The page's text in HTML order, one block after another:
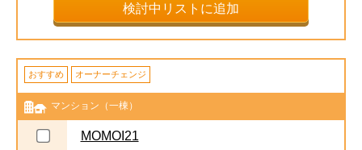
検討中リストに追加
おすすめ オーナーチェンジ
マンション（一棟）
MOMOI21